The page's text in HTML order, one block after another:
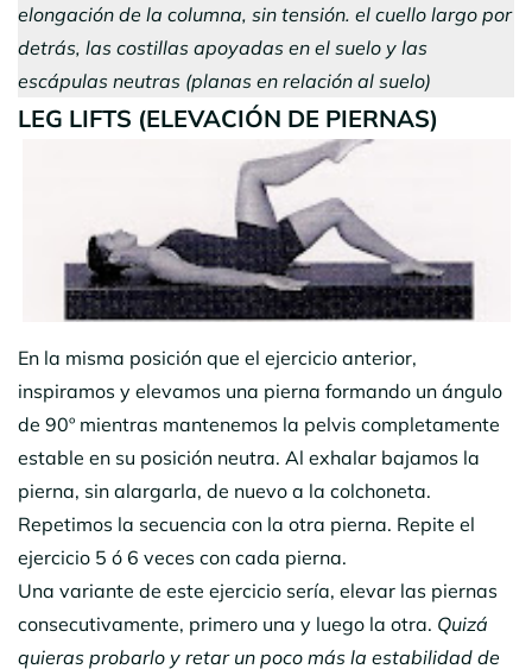
elongación de la columna, sin tensión. el cuello largo por
detrás, las costillas apoyadas en el suelo y las
escápulas neutras (planas en relación al suelo)
LEG LIFTS (ELEVACIÓN DE PIERNAS)
En la misma posición que el ejercicio anterior,
inspiramos y elevamos una pierna formando un ángulo
de 90º mientras mantenemos la pelvis completamente
estable en su posición neutra. Al exhalar bajamos la
pierna, sin alargarla, de nuevo a la colchoneta.
Repetimos la secuencia con la otra pierna. Repite el
ejercicio 5 ó 6 veces con cada pierna.
Una variante de este ejercicio sería, elevar las piernas
consecutivamente, primero una y luego la otra. Quizá
quieras probarlo y retar un poco más la estabilidad de